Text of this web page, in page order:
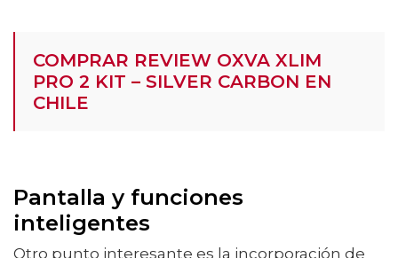
COMPRAR REVIEW OXVA XLIM
PRO 2 KIT – SILVER CARBON EN
CHILE
Pantalla y funciones
inteligentes
Otro punto interesante es la incorporación de